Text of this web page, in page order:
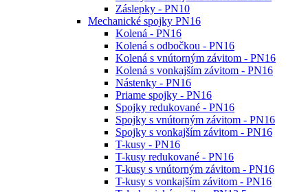
Záslepky - PN10
Mechanické spojky PN16
Kolená - PN16
Kolená s odbočkou - PN16
Kolená s vnútorným závitom - PN16
Kolená s vonkajším závitom - PN16
Nástenky - PN16
Priame spojky - PN16
Spojky redukované - PN16
Spojky s vnútorným závitom - PN16
Spojky s vonkajším závitom - PN16
T-kusy - PN16
T-kusy redukované - PN16
T-kusy s vnútorným závitom - PN16
T-kusy s vonkajším závitom - PN16